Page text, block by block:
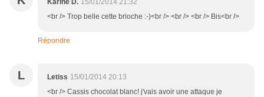
Karine D. 15/01/2014 21:32
<br /> Trop belle cette brioche :-)<br /> <br /> <br /> Bis<br />
Répondre
L Letiss 15/01/2014 20:13
<br /> Cassis chocolat blanc! j'vais avoir une attaque je